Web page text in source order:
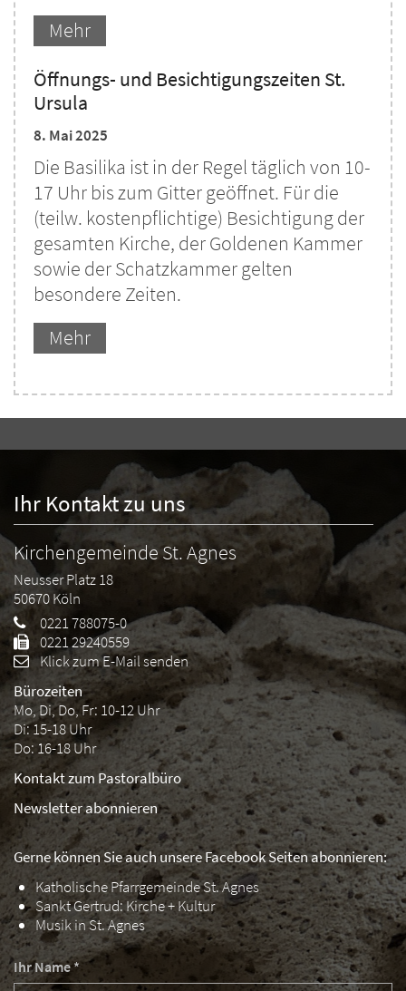
Mehr
Öffnungs- und Besichtigungszeiten St.
Ursula
8. Mai 2025
Die Basilika ist in der Regel täglich von 10-
17 Uhr bis zum Gitter geöffnet. Für die
(teilw. kostenpflichtige) Besichtigung der
gesamten Kirche, der Goldenen Kammer
sowie der Schatzkammer gelten
besondere Zeiten.
Mehr
Ihr Name *
Ihr Kontakt zu uns
Kirchengemeinde St. Agnes
Neusser Platz 18
50670Köln
0221 788075-0
0221 29240559
Klick zum E-Mail senden
Bürozeiten
Mo, Di, Do, Fr: 10-12 Uhr
Di: 15-18 Uhr
Do: 16-18 Uhr
Kontakt zum Pastoralbüro
Newsletter abonnieren
Gerne können Sie auch unsere Facebook Seiten abonnieren:
Katholische Pfarrgemeinde St. Agnes
Sankt Gertrud: Kirche + Kultur
Musik in St. Agnes